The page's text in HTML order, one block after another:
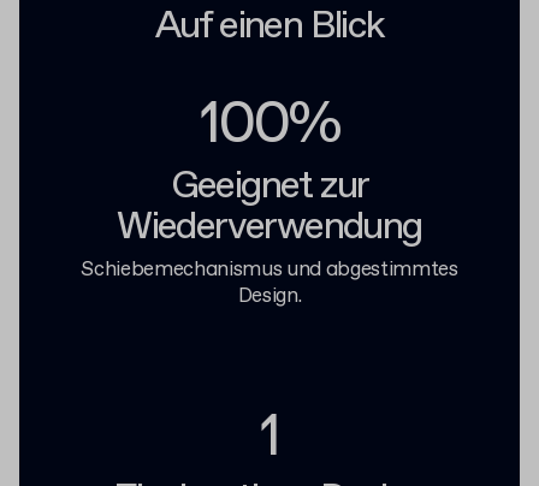
Auf einen Blick
100%
Geeignet zur
Wiederverwendung
Schiebemechanismus und abgestimmtes
Design.
1